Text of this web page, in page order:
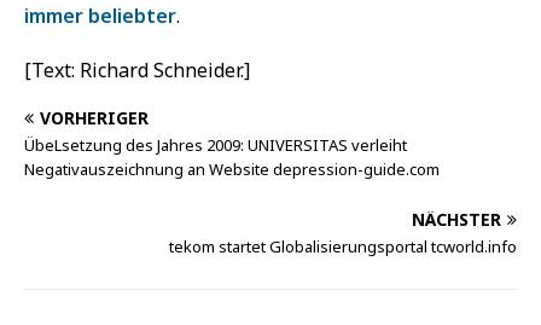
immer beliebter.
[Text: Richard Schneider.]
VORHERIGER
ÜbeLsetzung des Jahres 2009: UNIVERSITAS verleiht
Negativauszeichnung an Website depression-guide.com
NÄCHSTER
tekom startet Globalisierungsportal tcworld.info